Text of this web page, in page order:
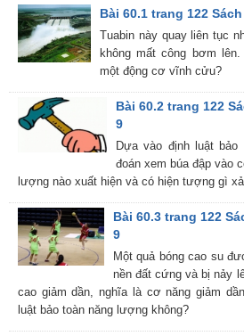
Bài 60.1 trang 122
Tuabin này quay liên tục
không mất công bơm
một động cơ vĩnh cửu?
Bài 60.2 trang 122
9
Dựa vào định luật
đoán xem búa đập vào
lượng nào xuất hiện và có hiện tượng gì
Bài 60.3 trang 122
9
Một quả bóng cao su
nền đất cứng và bị nảy
cao giảm dần, nghĩa là cơ năng giảm
luật bảo toàn năng lượng không?